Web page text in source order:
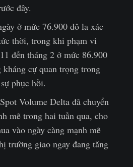
đây.
ở mức 76.900 đô la xác
thời, trong khi phạm vi
đến tháng 2 ở mức 86.900
cự quan trọng trong
phục hồi.
Volume Delta đã chuyển
mẽ trong hai tuần qua, cho
vào ngày càng mạnh mẽ
trường giao ngay đang tăng